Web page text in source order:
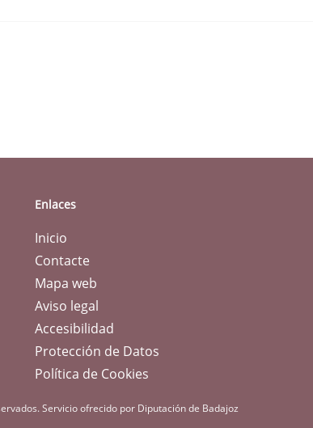
Enlaces
Inicio
Contacte
Mapa web
Aviso legal
Accesibilidad
Protección de Datos
Política de Cookies
Servicio ofrecido por Diputación de Badajoz